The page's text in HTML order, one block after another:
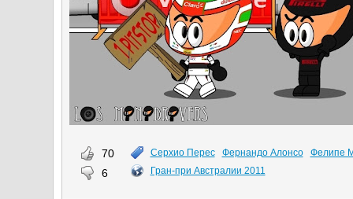
70
6
Серхио Перес Фернандо Алонсо
Фелипе
Гран-при Австралии 2011